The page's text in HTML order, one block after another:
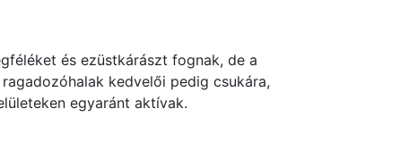
és ezüstkárászt fognak, de a
kedvelői pedig csukára,
egyaránt aktívak.